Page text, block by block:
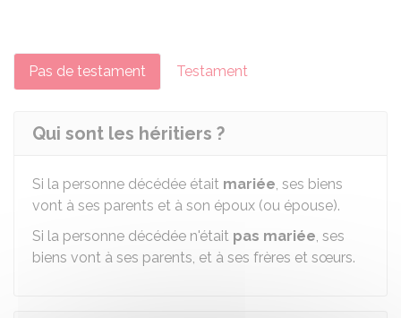
Pas de testament Testament
Qui sont les héritiers ?
Si la personne décédée était mariée, ses biens
vont à ses parents et à son époux (ou épouse).
Si la personne décédée n'était pas mariée, ses
biens vont à ses parents, et à ses frères et sœurs.